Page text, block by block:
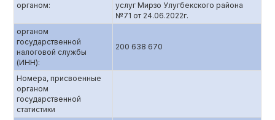
органом:
услуг Мирзо Улугбекского района
№71 от 24.06.2022г.
органом
государственной
налоговой службы
(ИНН):
200 638 670
Номера, присвоенные
органом
государственной
статистики